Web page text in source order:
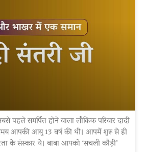
पहले समर्पित होने वाला लौकिक परिवार दादी
आपकी आयु 13 वर्ष की थी। आपमें शुरू से ही
के संस्कार थे। बाबा आपको ‘सचली कौड़ी’